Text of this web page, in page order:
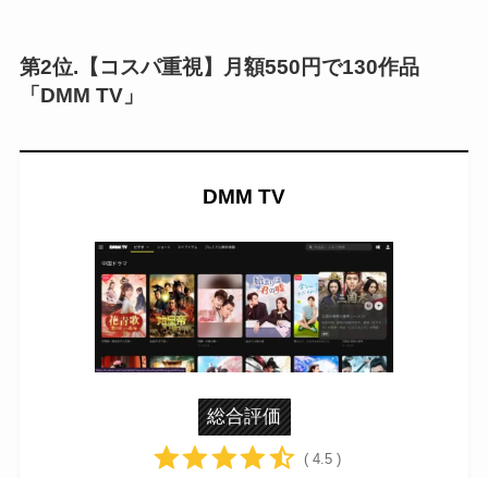
第2位.【コスパ重視】月額550円で130作品
「DMM TV」
DMM TV
総合評価
( 4.5 )